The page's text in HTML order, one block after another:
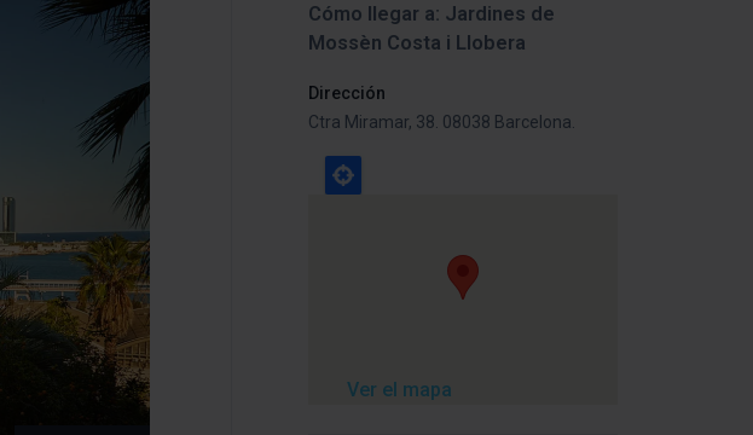
Cómo llegar a: Jardines de
Mossèn Costa i Llobera
Dirección
Ctra Miramar, 38. 08038 Barcelona.
Ver el mapa